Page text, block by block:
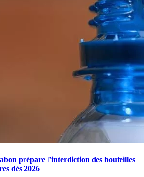
prépare l’interdiction des bouteilles
dès 2026